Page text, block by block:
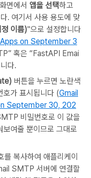
면에서 앱을 선택하고
. 여기서 사용 용도에 맞
이름)"으로 설정합니다
on September 3
혹은 “FastAPI Emai
다.
버튼을 누르면 노란색
호가 표시됩니다 (Gmail
September 30, 202
비밀번호로 이 값을
여줄 뿐이므로 그대로
를 복사하여 애플리케이
SMTP 서버에 연결할